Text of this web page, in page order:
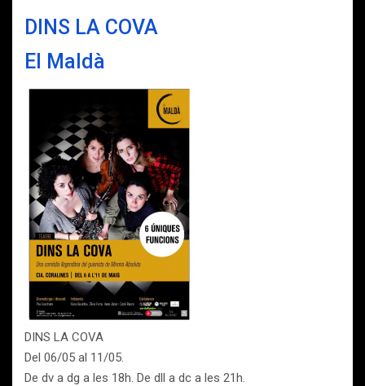
DINS LA COVA
El Maldà
DINS LA COVA
Del 06/05 al 11/05.
De dv a dg a les 18h. De dll a dc a les 21h.